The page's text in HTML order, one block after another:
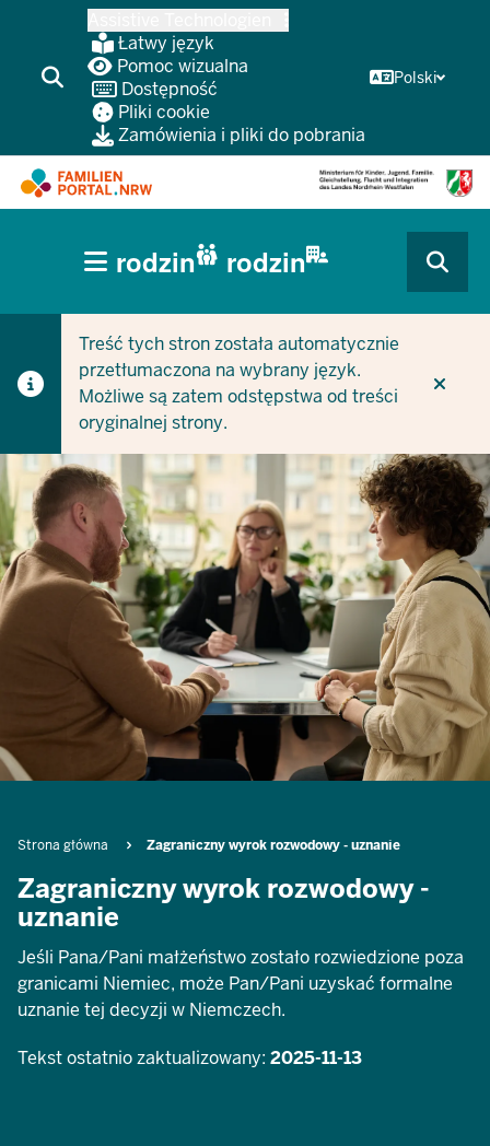
głównej
Łatwy język
Pomoc wizualna
Dostępność
Pliki cookie
Zamówienia i pliki do pobrania
Polski
CURRENT SECTION DLA FIRM/GMIN
CURRENT SECTION DLA RODZIN
HAUPTNAVIGATION
(BÜRGERBEREICH
rodzin rodzin
Treść tych stron została automatycznie
przetłumaczona na wybrany język.
Możliwe są zatem odstępstwa od treści
oryginalnej strony.
Breadcrumb
Strona główna Zagraniczny wyrok rozwodowy - uznanie
Zagraniczny wyrok rozwodowy -
uznanie
Jeśli Pana/Pani małżeństwo zostało rozwiedzione poza
granicami Niemiec, może Pan/Pani uzyskać formalne
uznanie tej decyzji w Niemczech.
Tekst ostatnio zaktualizowany: 2025-11-13